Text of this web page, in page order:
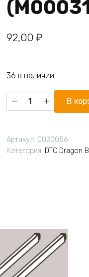
92,00 ₽
36 в наличии
Количество
товара
стенки
(M00031,Е18)
0020056
В
Артикул: 0020056
Категория: DTC Dragon